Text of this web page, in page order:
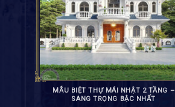
MẪU BIỆT THỰ MÁI NHẬT 2 TẦNG –
SANG TRỌNG BẬC NHẤT